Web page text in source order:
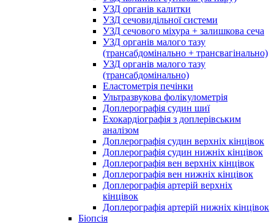
УЗД органів калитки
УЗД сечовидільної системи
УЗД сечового міхура + залишкова сеча
УЗД органів малого тазу
(трансабдомінально + трансвагінально)
УЗД органів малого тазу
(трансабдомінально)
Еластометрія печінки
Ультразвукова фолікулометрія
Доплерографія судин шиї
Ехокардіографія з доплерівським
аналізом
Доплерографія судин верхніх кінцівок
Доплерографія судин нижніх кінцівок
Доплерографія вен верхніх кінцівок
Доплерографія вен нижніх кінцівок
Доплерографія артерій верхніх
кінцівок
Доплерографія артерій нижніх кінцівок
Біопсія